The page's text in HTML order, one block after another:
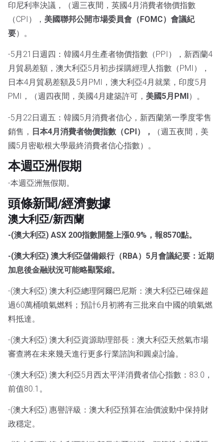
印尼利率決議，（週三夜間，英國4月消費者物價指數
（CPI）， 美國聯邦公開市場委員會（FOMC）會議紀
要）。
-5月21日週四：韓國4月生產者物價指數（PPI），新西蘭4
月貿易差額，澳大利亞5月初步採購經理人指數（PMI），
日本4月貿易差額及5月PMI，澳大利亞4月就業，印度5月
PMI，（週四夜間，美國4月建築許可， 美國5月PMI ）。
-5月22日週五：韓國5月消費者信心，新西蘭第一季度零售
銷售， 日本4月消費者物價指數（CPI），
（週五夜間，美
國5月密歇根大學最終消費者信心指數）。
本週亞洲假期
-本週亞洲無假期。
頭條新聞/經濟數據
澳大利亞/新西蘭
-(澳大利亞) ASX 200指數開盤上漲0.9%，報8570點。
-(澳大利亞) 澳大利亞儲備銀行（RBA）5月會議紀要：近期
加息後金融狀況可能略顯緊縮。
-(澳大利亞) 澳大利亞總理阿爾巴尼斯：澳大利亞已確保超
過60萬桶噴氣燃料；預計6月初將有三批來自中國的噴氣燃
料抵達。
-(澳大利亞) 澳大利亞資源助理部長：澳大利亞天然氣市場
審查將在未來幾天進行更多行業諮詢和圓桌討論。
-(澳大利亞) 澳大利亞5月西太平洋消費者信心指數：83.0，
前值80.1。
-(澳大利亞) 惠譽評級：澳大利亞預算在油價波動中保持財
政穩定。